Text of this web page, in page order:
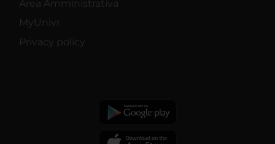
Area Amministrativa
MyUnivr
Privacy policy